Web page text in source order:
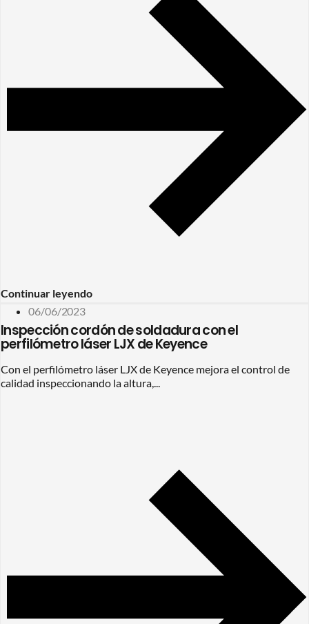
Continuar leyendo
06/06/2023
Inspección cordón de soldadura con el
perfilómetro láser LJX de Keyence
Con el perfilómetro láser LJX de Keyence mejora el control de
calidad inspeccionando la altura,...